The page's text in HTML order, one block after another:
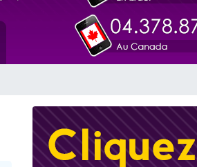
perdre leur maman